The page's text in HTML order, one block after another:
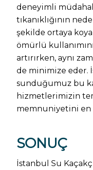
deneyimli
tıkanıklığının
şekilde ortaya
ömürlü
artırırken, aynı
de minimize eder.
sunduğumuz bu
hizmetlerimizin
memnuniyetini en
SONUÇ
İstanbul Su